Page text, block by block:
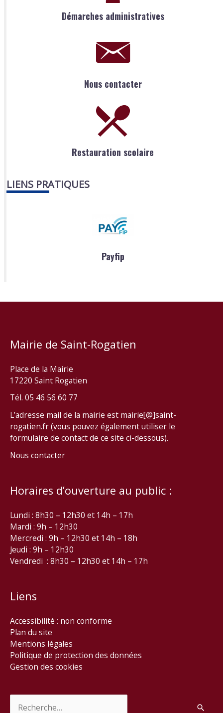
Démarches administratives
Nous contacter
Restauration scolaire
LIENS PRATIQUES
Payfip
Mairie de Saint-Rogatien
Place de la Mairie
17220 Saint Rogatien
Tél. 05 46 56 60 77
L’adresse mail de la mairie est mairie[@]saint-
rogatien.fr (vous pouvez également utiliser le
formulaire de contact de ce site ci-dessous).
Nous contacter
Horaires d’ouverture au public :
Lundi : 8h30 – 12h30 et 14h – 17h
Mardi : 9h – 12h30
Mercredi : 9h – 12h30 et 14h – 18h
Jeudi : 9h – 12h30
Vendredi : 8h30 – 12h30 et 14h – 17h
Liens
Accessibilité : non conforme
Plan du site
Mentions légales
Politique de protection des données
Gestion des cookies